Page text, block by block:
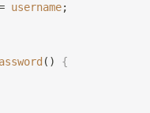
username;
() {